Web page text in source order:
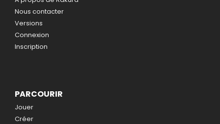
Nous contacter
Versions
Connexion
Inscription
PARCOURIR
Jouer
Créer